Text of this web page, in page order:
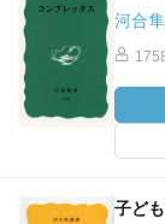
河合
子ど